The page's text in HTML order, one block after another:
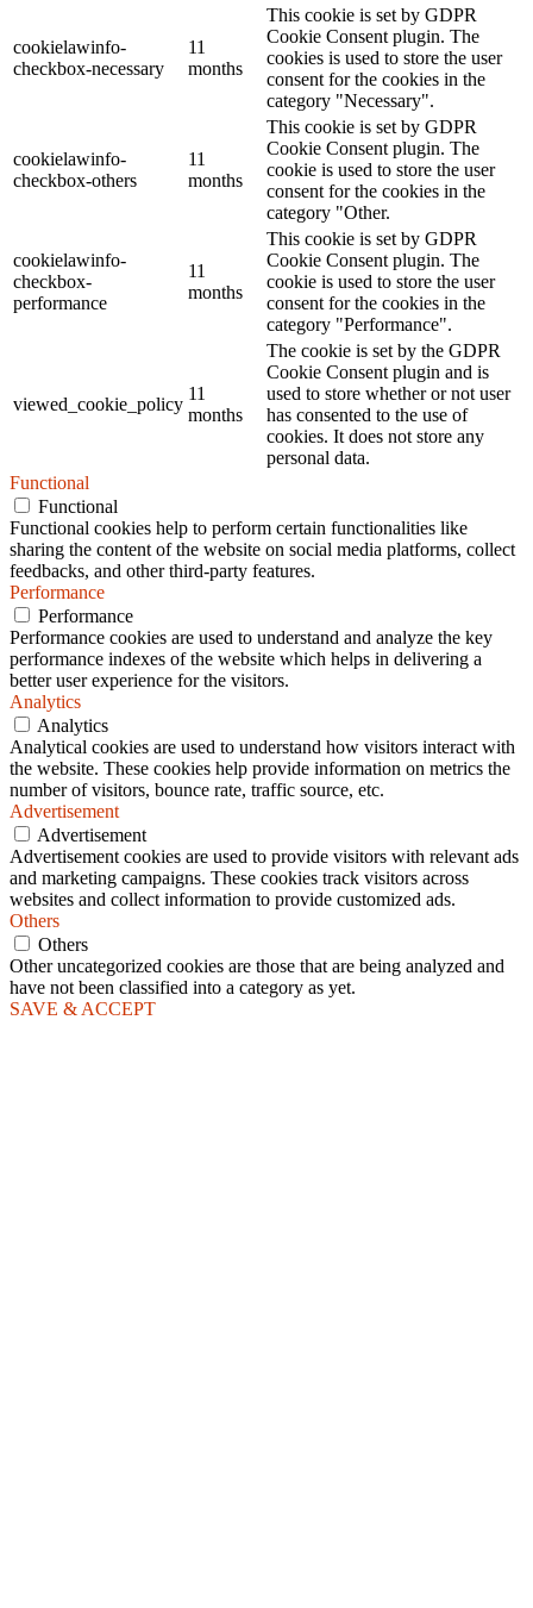
cookielawinfo-
checkbox-necessary
11
months
This cookie is set by GDPR
Cookie Consent plugin. The
cookies is used to store the user
consent for the cookies in the
category "Necessary".
cookielawinfo-
checkbox-others
11
months
This cookie is set by GDPR
Cookie Consent plugin. The
cookie is used to store the user
consent for the cookies in the
category "Other.
cookielawinfo-
checkbox-
performance
11
months
This cookie is set by GDPR
Cookie Consent plugin. The
cookie is used to store the user
consent for the cookies in the
category "Performance".
viewed_cookie_policy
11
months
The cookie is set by the GDPR
Cookie Consent plugin and is
used to store whether or not user
has consented to the use of
cookies. It does not store any
personal data.
Functional
Functional
Functional cookies help to perform certain functionalities like
sharing the content of the website on social media platforms, collect
feedbacks, and other third-party features.
Performance
Performance
Performance cookies are used to understand and analyze the key
performance indexes of the website which helps in delivering a
better user experience for the visitors.
Analytics
Analytics
Analytical cookies are used to understand how visitors interact with
the website. These cookies help provide information on metrics the
number of visitors, bounce rate, traffic source, etc.
Advertisement
Advertisement
Advertisement cookies are used to provide visitors with relevant ads
and marketing campaigns. These cookies track visitors across
websites and collect information to provide customized ads.
Others
Others
Other uncategorized cookies are those that are being analyzed and
have not been classified into a category as yet.
SAVE & ACCEPT